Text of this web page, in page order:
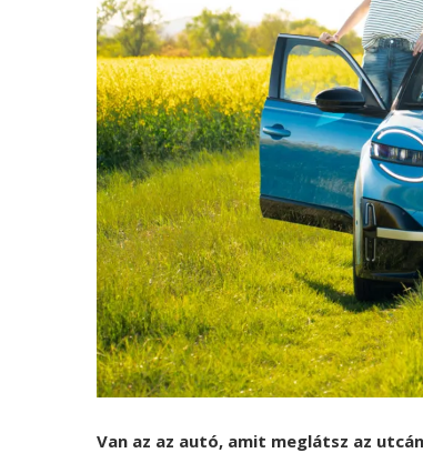
Van az az autó, amit meglátsz az